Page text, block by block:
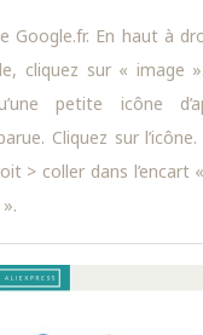
Google.fr. En haut à
cliquez sur « image
petite icône
Cliquez sur l’icône.
> coller dans l’encart